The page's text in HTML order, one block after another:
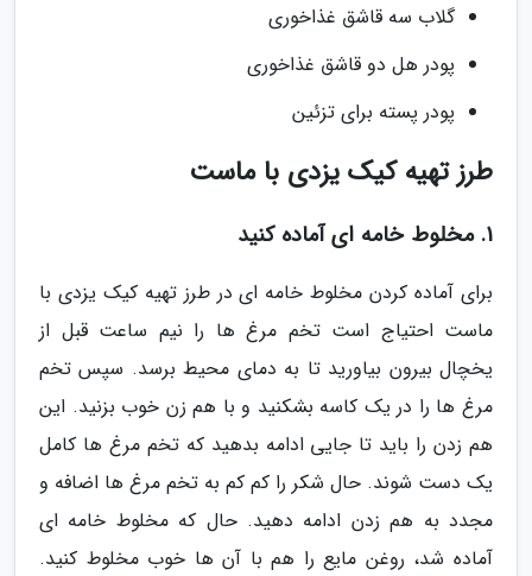
گلاب سه قاشق غذاخوری
پودر هل دو قاشق غذاخوری
پودر پسته برای تزئین
طرز تهیه کیک یزدی با ماست
1. مخلوط خامه ای آماده کنید
برای آماده کردن مخلوط خامه ای در طرز تهیه کیک یزدی با
ماست احتیاج است تخم مرغ ها را نیم ساعت قبل از
یخچال بیرون بیاورید تا به دمای محیط برسد. سپس تخم
مرغ ها را در یک کاسه بشکنید و با هم زن خوب بزنید. این
هم زدن را باید تا جایی ادامه بدهید که تخم مرغ ها کامل
یک دست شوند. حال شکر را کم کم به تخم مرغ ها اضافه و
مجدد به هم زدن ادامه دهید. حال که مخلوط خامه ای
آماده شد، روغن مایع را هم با آن ها خوب مخلوط کنید.